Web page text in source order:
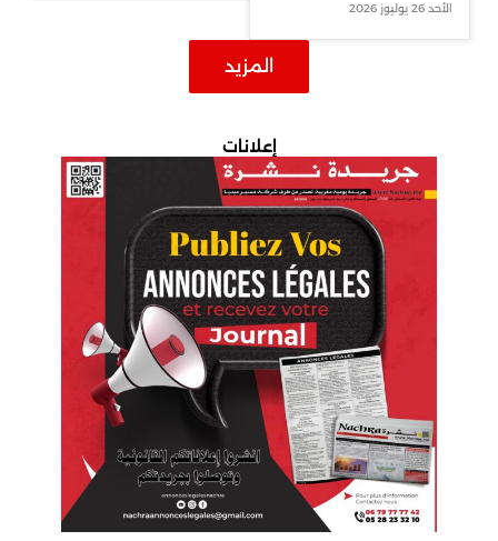
الأحد 26 يوليوز 2026
المزيد
إعلانات